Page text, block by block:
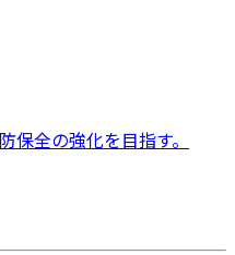
保全の強化を目指す。